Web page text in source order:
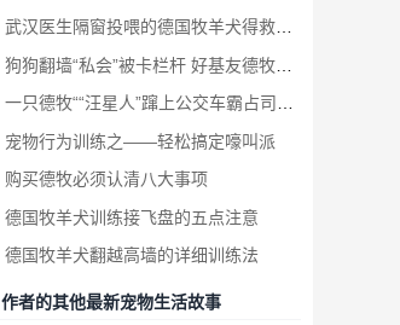
武汉医生隔窗投喂的德国牧羊犬得救了 有望成为军犬
狗狗翻墙“私会”被卡栏杆 好基友德牧倾情相助
一只德牧““汪星人”蹿上公交车霸占司机座位 网友评论逗比:想开车?你有驾照吗?
宠物行为训练之——轻松搞定嚎叫派
购买德牧必须认清八大事项
德国牧羊犬训练接飞盘的五点注意
德国牧羊犬翻越高墙的详细训练法
作者的其他最新宠物生活故事